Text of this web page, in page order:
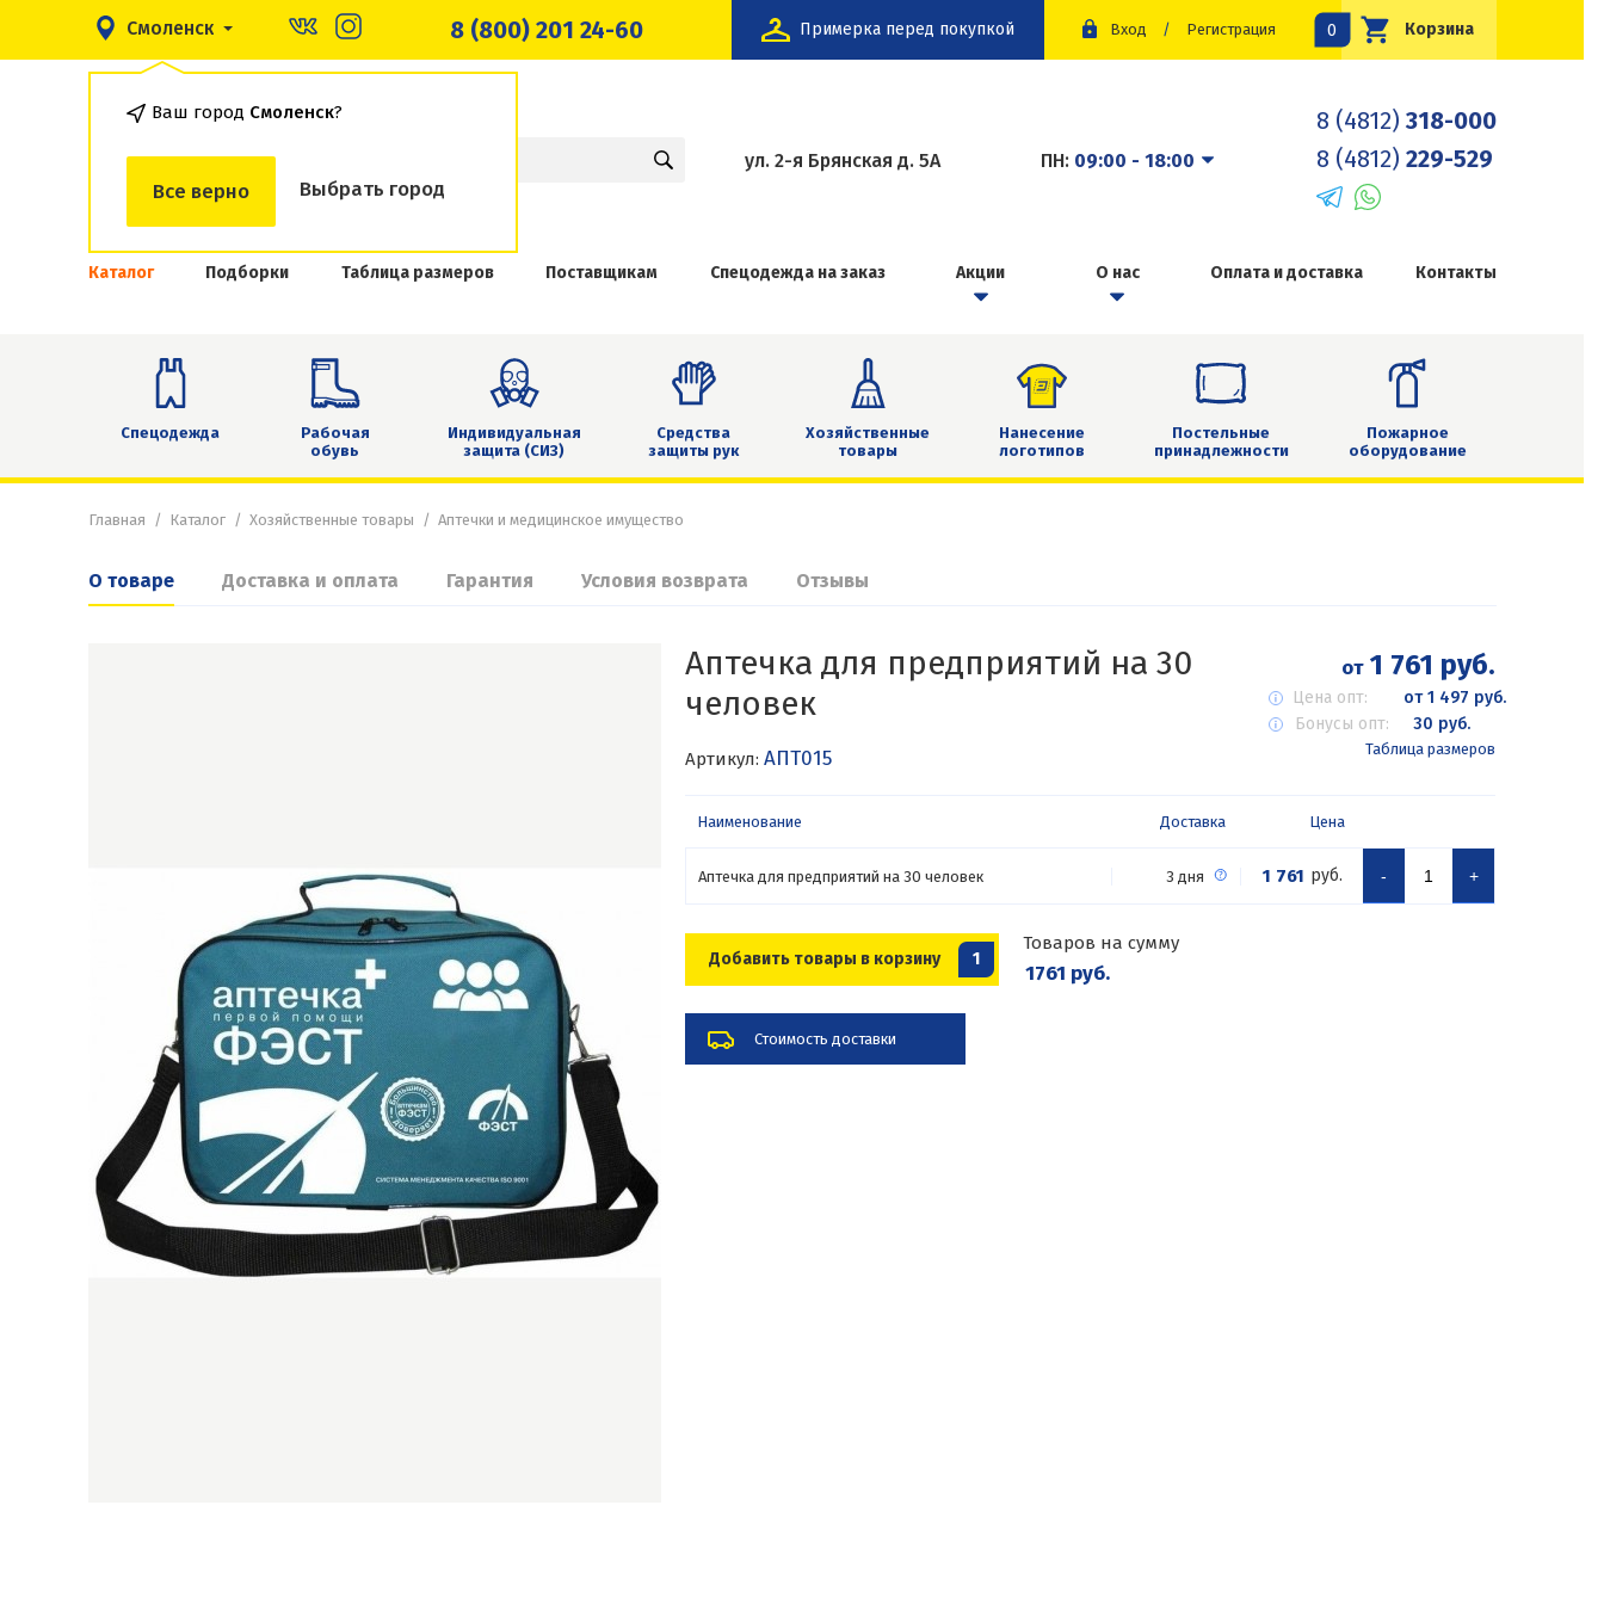
Смоленск
Ваш город Смоленск?
Все верно Выбрать город
8 (800) 201 24-60 Примерка перед покупкой Вход / Регистрация Корзина
0
ул. 2-я Брянская д. 5А ПН: 09:00 - 18:00
8 (4812) 318-000
8 (4812) 229-529
Каталог Подборки Таблица размеров Поставщикам Спецодежда на заказ Акции О нас Оплата и доставка Контакты
Спецодежда
Рабочая
обувь
Индивидуальная
защита (СИЗ)
Средства
защиты рук
Хозяйственные
товары
Нанесение
логотипов
Постельные
принадлежности
Пожарное
оборудование
Главная Каталог Хозяйственные товары Аптечки и медицинское имущество
О товаре Доставка и оплата Гарантия Условия возврата Отзывы
Аптечка для предприятий на 30
человек
Артикул: АПТ015
от1 761 руб.
Цена опт:
от 1 497 руб.
Бонусы опт:
30 руб.
Таблица размеров
Наименование Доставка Цена
Аптечка для предприятий на 30 человек 3 дня 1 761 руб. - +
Добавить товары в корзину 1
Товаров на сумму
1761 руб.
Стоимость доставки